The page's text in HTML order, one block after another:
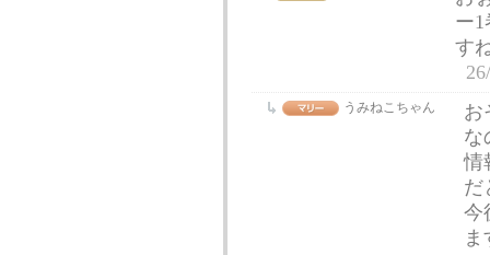
ー
す
うみねこちゃん
お
な
情
だ
今